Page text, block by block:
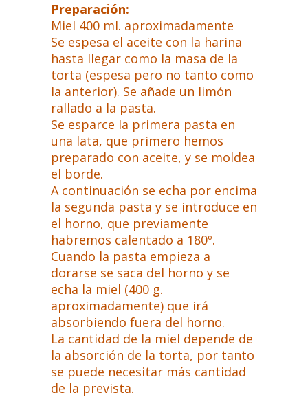
Preparación:
Miel 400 ml. aproximadamente
Se espesa el aceite con la harina
hasta llegar como la masa de la
torta (espesa pero no tanto como
la anterior). Se añade un limón
rallado a la pasta.
Se esparce la primera pasta en
una lata, que primero hemos
preparado con aceite, y se moldea
el borde.
A continuación se echa por encima
la segunda pasta y se introduce en
el horno, que previamente
habremos calentado a 180º.
Cuando la pasta empieza a
dorarse se saca del horno y se
echa la miel (400 g.
aproximadamente) que irá
absorbiendo fuera del horno.
La cantidad de la miel depende de
la absorción de la torta, por tanto
se puede necesitar más cantidad
de la prevista.